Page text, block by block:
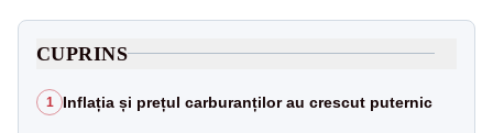
CUPRINS
1 Inflația și prețul carburanților au crescut puternic